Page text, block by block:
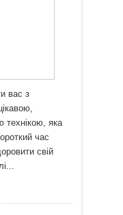
вас з
технікою, яка
час
свій
дихання –
цілей